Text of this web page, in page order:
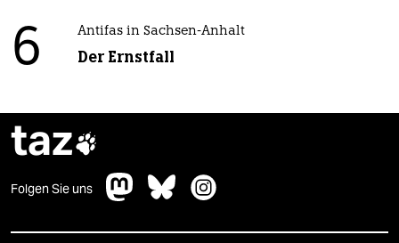
6 Antifas in Sachsen-Anhalt
Der Ernstfall
taz
Folgen Sie uns